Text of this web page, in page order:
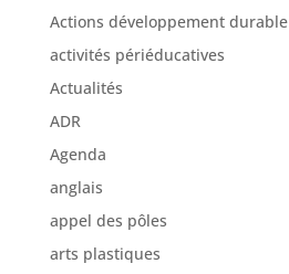
Actions développement durable
activités périéducatives
Actualités
ADR
Agenda
anglais
appel des pôles
arts plastiques